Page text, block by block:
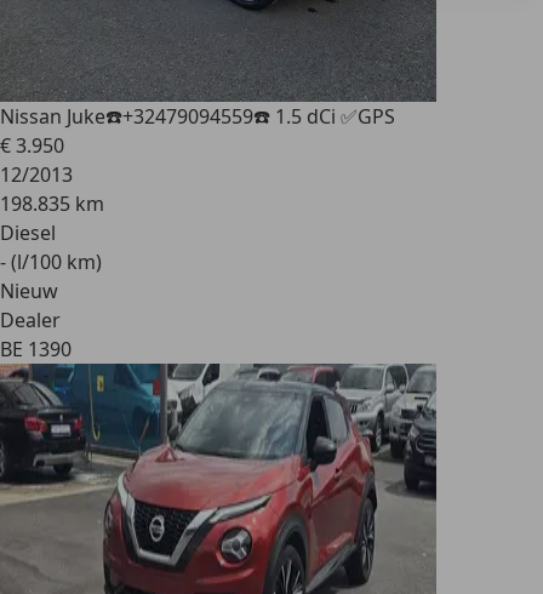
Nissan Juke☎️+32479094559☎️ 1.5 dCi ✅GPS
€ 3.950
12/2013
198.835 km
Diesel
- (l/100 km)
Nieuw
Dealer
BE 1390